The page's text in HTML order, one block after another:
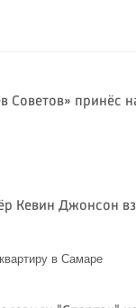
Советов» принёс
Кевин Джонсон
в Самаре